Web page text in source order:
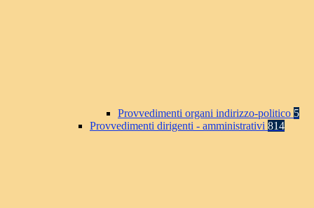
Provvedimenti organi indirizzo-politico 5
Provvedimenti dirigenti - amministrativi 814